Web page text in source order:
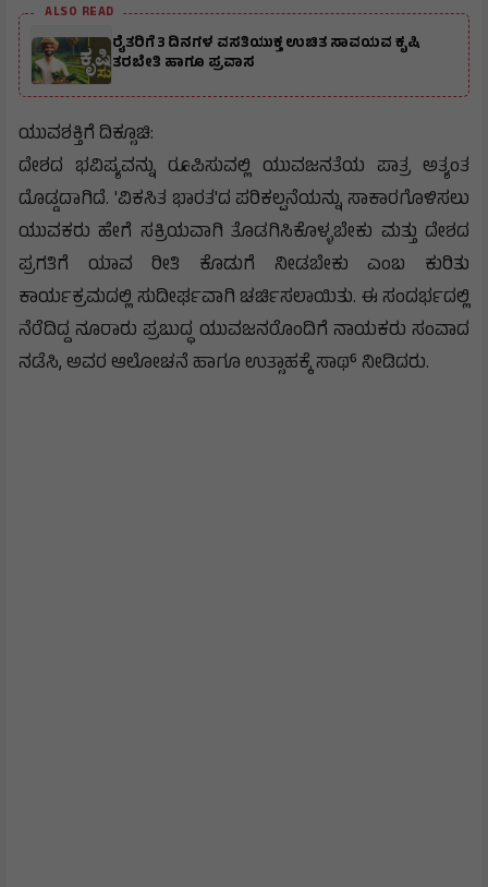
ALSO READ
ರೈತರಿಗೆ 3 ದಿನಗಳ ವಸತಿಯುಕ್ತ ಉಚಿತ ಸಾವಯವ ಕೃಷಿ
ತರಬೇತಿ ಹಾಗೂ ಪ್ರವಾಸ
ಯುವಶಕ್ತಿಗೆ ದಿಕ್ಸೂಚಿ:
ದೇಶದ ಭವಿಷ್ಯವನ್ನು ರೂಪಿಸುವಲ್ಲಿ ಯುವಜನತೆಯ ಪಾತ್ರ ಅತ್ಯಂತ
ದೊಡ್ಡದಾಗಿದೆ. 'ವಿಕಸಿತ ಭಾರತ'ದ ಪರಿಕಲ್ಪನೆಯನ್ನು ಸಾಕಾರಗೊಳಿಸಲು
ಯುವಕರು ಹೇಗೆ ಸಕ್ರಿಯವಾಗಿ ತೊಡಗಿಸಿಕೊಳ್ಳಬೇಕು ಮತ್ತು ದೇಶದ
ಪ್ರಗತಿಗೆ ಯಾವ ರೀತಿ ಕೊಡುಗೆ ನೀಡಬೇಕು ಎಂಬ ಕುರಿತು
ಕಾರ್ಯಕ್ರಮದಲ್ಲಿ ಸುದೀರ್ಘವಾಗಿ ಚರ್ಚಿಸಲಾಯಿತು. ಈ ಸಂದರ್ಭದಲ್ಲಿ
ನೆರೆದಿದ್ದ ನೂರಾರು ಪ್ರಬುದ್ಧ ಯುವಜನರೊಂದಿಗೆ ನಾಯಕರು ಸಂವಾದ
ನಡೆಸಿ, ಅವರ ಆಲೋಚನೆ ಹಾಗೂ ಉತ್ಸಾಹಕ್ಕೆ ಸಾಥ್ ನೀಡಿದರು.